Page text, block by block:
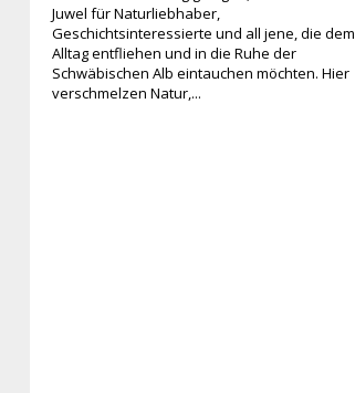
Juwel für Naturliebhaber,
Geschichtsinteressierte und all jene, die dem
Alltag entfliehen und in die Ruhe der
Schwäbischen Alb eintauchen möchten. Hier
verschmelzen Natur,...